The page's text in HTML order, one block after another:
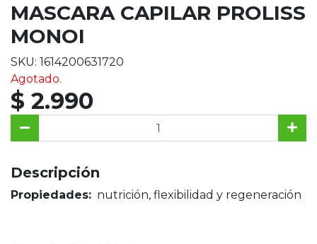
MASCARA CAPILAR PROLISS
MONOI
SKU: 1614200631720
Agotado.
$ 2.990
Descripción
Propiedades: nutrición, flexibilidad y regeneración